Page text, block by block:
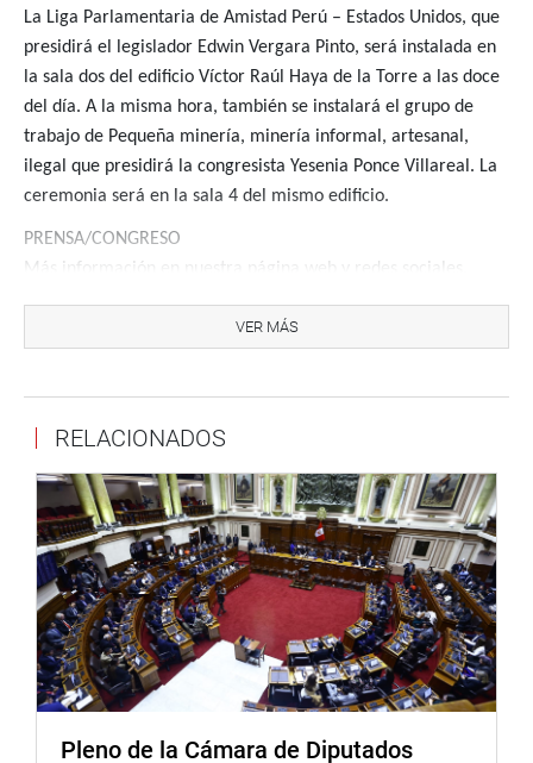
La Liga Parlamentaria de Amistad Perú – Estados Unidos, que
presidirá el legislador Edwin Vergara Pinto, será instalada en
la sala dos del edificio Víctor Raúl Haya de la Torre a las doce
del día. A la misma hora, también se instalará el grupo de
trabajo de Pequeña minería, minería informal, artesanal,
ilegal que presidirá la congresista Yesenia Ponce Villareal. La
ceremonia será en la sala 4 del mismo edificio.
PRENSA/CONGRESO
Más información en nuestra página web y redes sociales.
Twitter:https://twitter.com/congresoperu
https://twitter.com/congresoperu>
Youtube:
http://www.youtube.com/congresoperu< http://
Soundcloud:
https://soundcloud.com/radiocongreso https://soundcloud.com/
VER MÁS
RELACIONADOS
Pleno de la Cámara de Diputados